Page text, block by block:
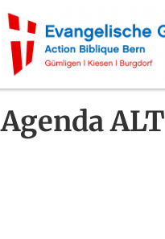
Agenda ALT